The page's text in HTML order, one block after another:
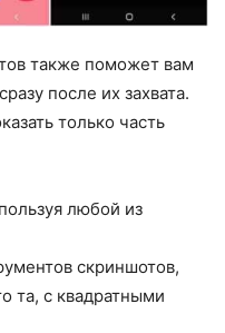
также поможет вам
после их захвата.
только часть
любой из
скриншотов,
та, с квадратными